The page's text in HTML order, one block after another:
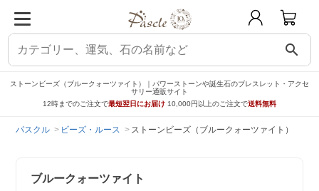
search
ストーンビーズ（ブルークォーツァイト）｜パワーストーンや誕生石のブレスレット・アクセ
サリー通販サイト
12時までのご注文で最短翌日にお届け 10,000円以上のご注文で送料無料
パスクル ビーズ・ルース ストーンビーズ（ブルークォーツァイト）
ブルークォーツァイト